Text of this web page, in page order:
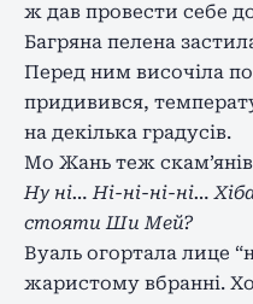
ж дав провести себе
Багряна пелена
Перед ним височіла
придивився,
на декілька градусів.
Мо Жань теж
Ну ні… Ні-ні-ні-ні…
стояти Ши Мей?
Вуаль огортала лице
жаристому вбранні.